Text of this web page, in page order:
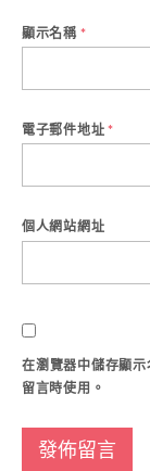
顯示名稱 *
電子郵件地址 *
個人網站網址
在瀏覽器中儲存顯
留言時使用。